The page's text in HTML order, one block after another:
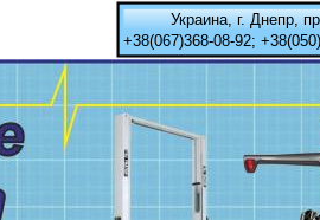
Украина, г. Днепр,
+38(067)368-08-92;